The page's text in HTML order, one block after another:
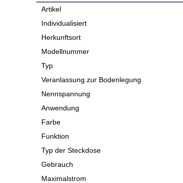
Artikel
Individualisiert
Herkunftsort
Modellnummer
Typ
Veranlassung zur Bodenlegung
Nennspannung
Anwendung
Farbe
Funktion
Typ der Steckdose
Gebrauch
Maximalstrom